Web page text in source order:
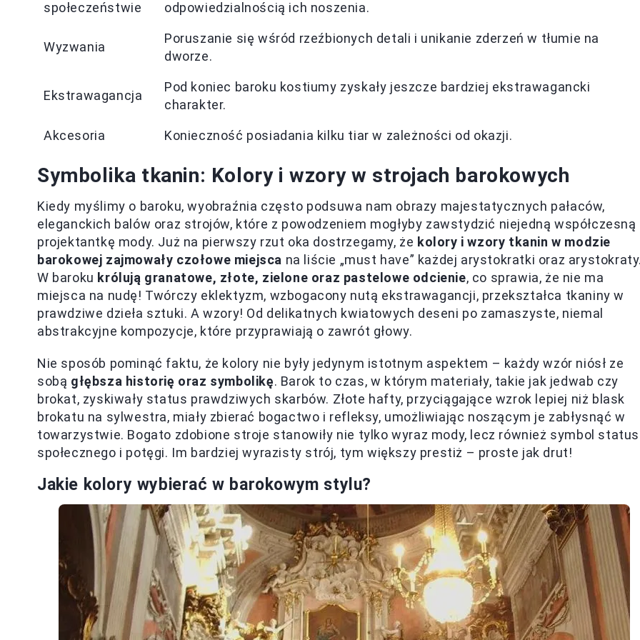
społeczeństwie odpowiedzialnością ich noszenia.
Wyzwania
Poruszanie się wśród rzeźbionych detali i unikanie zderzeń w tłumie na
dworze.
Ekstrawagancja
Pod koniec baroku kostiumy zyskały jeszcze bardziej ekstrawagancki
charakter.
Akcesoria Konieczność posiadania kilku tiar w zależności od okazji.
Symbolika tkanin: Kolory i wzory w strojach barokowych
Kiedy myślimy o baroku, wyobraźnia często podsuwa nam obrazy majestatycznych pałaców,
eleganckich balów oraz strojów, które z powodzeniem mogłyby zawstydzić niejedną współczesną
projektantkę mody. Już na pierwszy rzut oka dostrzegamy, że kolory i wzory tkanin w modzie
barokowej zajmowały czołowe miejsca na liście „must have” każdej arystokratki oraz
W baroku królują granatowe, złote, zielone oraz pastelowe odcienie, co sprawia, że nie ma
miejsca na nudę! Twórczy eklektyzm, wzbogacony nutą ekstrawagancji, przekształca tkaniny w
prawdziwe dzieła sztuki. A wzory! Od delikatnych kwiatowych deseni po zamaszyste, niemal
abstrakcyjne kompozycje, które przyprawiają o zawrót głowy.
Nie sposób pominąć faktu, że kolory nie były jedynym istotnym aspektem – każdy wzór niósł ze
sobą głębsza historię oraz symbolikę. Barok to czas, w którym materiały, takie jak jedwab czy
brokat, zyskiwały status prawdziwych skarbów. Złote hafty, przyciągające wzrok lepiej niż blask
brokatu na sylwestra, miały zbierać bogactwo i refleksy, umożliwiając noszącym je zabłysnąć w
towarzystwie. Bogato zdobione stroje stanowiły nie tylko wyraz mody, lecz również symbol
społecznego i potęgi. Im bardziej wyrazisty strój, tym większy prestiż – proste jak drut!
Jakie kolory wybierać w barokowym stylu?